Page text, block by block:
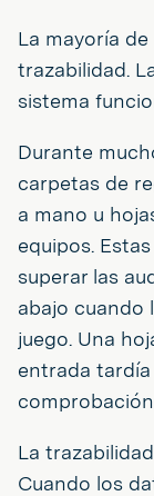
La mayoría
trazabilidad.
sistema
Durante
carpetas de
a mano u
equipos.
superar las
abajo cuando
juego. Una
entrada
La
Cuando los